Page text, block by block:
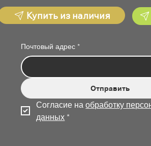
Почтовый адрес *
Отправить
Согласие на обработку
данных *
Купить из наличия